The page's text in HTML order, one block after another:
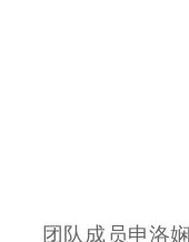
团队成员申洛